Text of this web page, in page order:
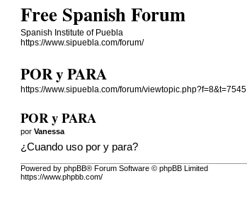
Free Spanish Forum
Spanish Institute of Puebla
https://www.sipuebla.com/forum/
POR y PARA
https://www.sipuebla.com/forum/viewtopic.php?f=8&t=7545
POR y PARA
porVanessa
¿Cuando uso por y para?
Powered by phpBB® Forum Software © phpBB Limited
https://www.phpbb.com/